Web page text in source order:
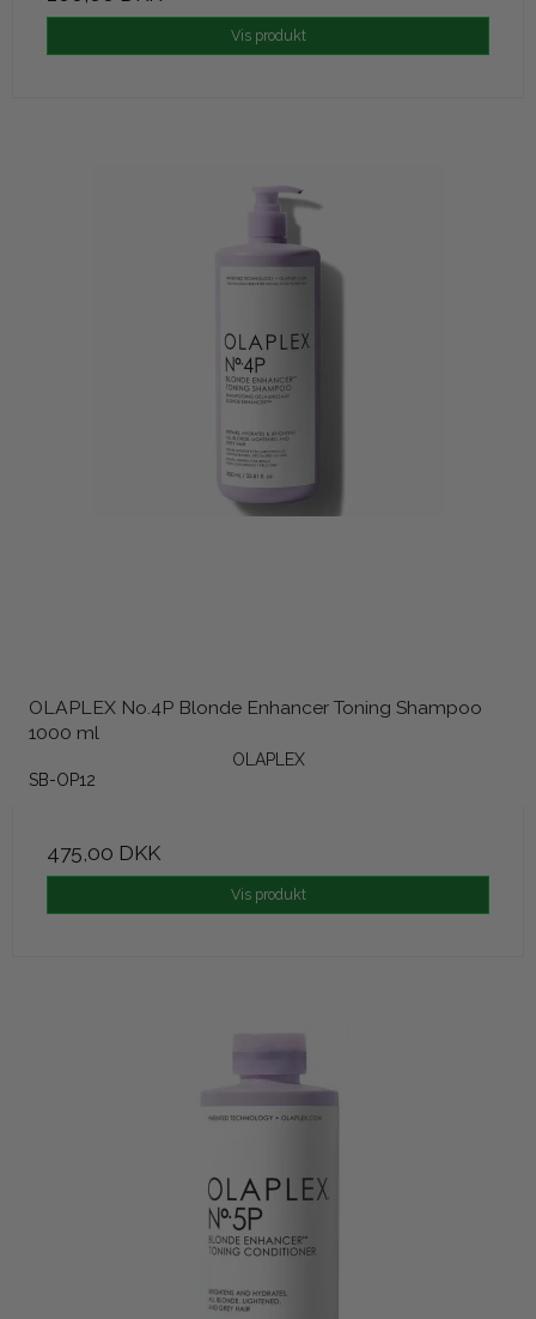
Vis produkt
OLAPLEX No.4P Blonde Enhancer Toning Shampoo
1000 ml
OLAPLEX
SB-OP12
475,00 DKK
Vis produkt